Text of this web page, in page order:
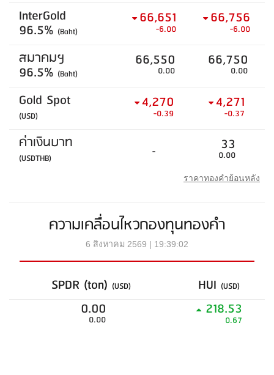
InterGold
96.5% (Baht)
66,651
-6.00
66,756
-6.00
สมาคมฯ
96.5% (Baht)
66,550
0.00
66,750
0.00
Gold Spot
(USD)
4,270
-0.39
4,271
-0.37
ค่าเงินบาท
(USDTHB) - 33
0.00
ราคาทองคำย้อนหลัง
ความเคลื่อนไหวกองทุนทองคำ
6 สิงหาคม 2569 | 19:39:02
SPDR (ton) (USD) HUI (USD)
0.00
0.00
218.53
0.67